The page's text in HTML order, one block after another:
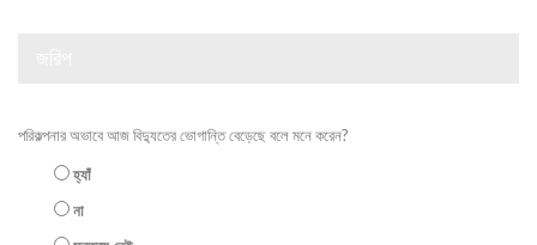
পরিকল্পনার অভাবে আজ বিদ্যুতের ভোগান্তি বেড়েছে বলে মনে করেন?
হ্যাঁ
না